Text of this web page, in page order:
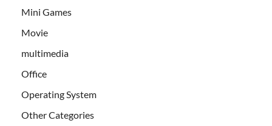
Mini Games
Movie
multimedia
Office
Operating System
Other Categories